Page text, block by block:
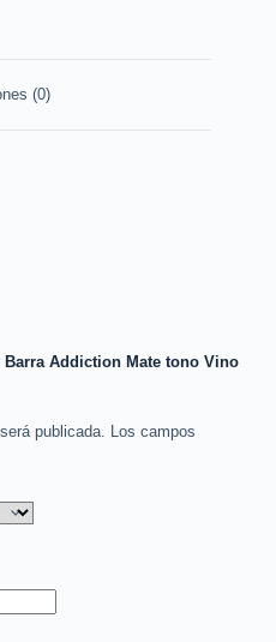
(0)
Addiction Mate tono Vino
publicada. Los campos